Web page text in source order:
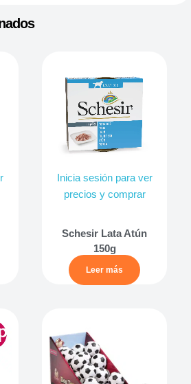
Inicia sesión para ver
precios y comprar
Schesir Lata Atún
150g
Leer más